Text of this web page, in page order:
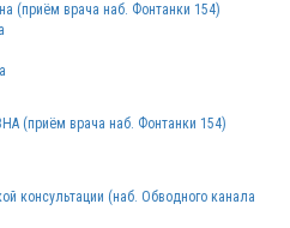
(приём врача наб. Фонтанки 154)
(приём врача наб. Фонтанки 154)
консультации (наб. Обводного канала